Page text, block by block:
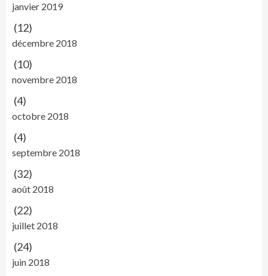
janvier 2019
(12)
décembre 2018
(10)
novembre 2018
(4)
octobre 2018
(4)
septembre 2018
(32)
août 2018
(22)
juillet 2018
(24)
juin 2018